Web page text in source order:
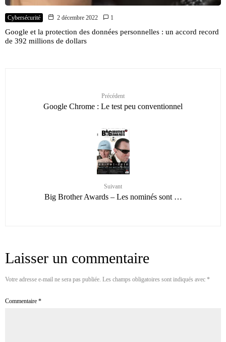
Cybersécurité 2 décembre 2022 1
Google et la protection des données personnelles : un accord record
de 392 millions de dollars
Précédent
Google Chrome : Le test peu conventionnel
Suivant
Big Brother Awards – Les nominés sont …
Laisser un commentaire
Votre adresse e-mail ne sera pas publiée. Les champs obligatoires sont indiqués avec *
Commentaire *